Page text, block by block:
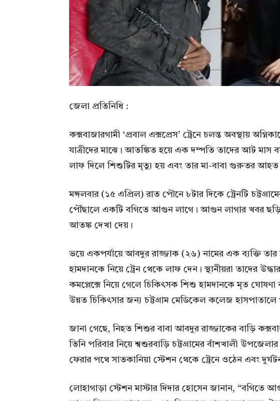
জেলা প্রতিনিধি :
কক্সবাজারগামী ‘প্রবাল এক্সপ্রেস’ ট্রেনে চলন্ত অবস্থায়
যাত্রীদের মাঝে। আতঙ্কিত হয়ে এক দম্পতি তাদের আট মাস
লাফ দিলে শিশুটির মৃত্যু হয় এবং তার মা-বাবা গুরুতর আহত
মঙ্গলবার (১৫ এপ্রিল) রাত পৌনে ৮টার দিকে ট্রেনটি
পৌঁছালে একটি বগিতে আগুন লাগে। আগুন লাগার খবর
আতঙ্ক দেখা দেয়।
ভয়ে একপর্যায়ে আবদুর রাজ্জাক (২৬) নামের এক ব্যক্তি তার
হামদানকে নিয়ে ট্রেন থেকে লাফ দেন। স্থানীয়রা তাদের
কমপ্লেক্সে নিয়ে গেলে চিকিৎসক শিশু হামদানকে মৃত
উন্নত চিকিৎসার জন্য চট্টগ্রাম মেডিকেল কলেজ হাসপাতালে
জানা গেছে, নিহত শিশুর বাবা আবদুর রাজ্জাকের বাড়ি
তিনি পরিবার নিয়ে শ্বশুরবাড়ি চট্টগ্রামের বাঁশখালী
ফেরার পথে সাতকানিয়া স্টেশন থেকে ট্রেনে ওঠেন এবং
লোহাগাড়া স্টেশন মাস্টার দিদার হোসেন জানান, “বগিতে